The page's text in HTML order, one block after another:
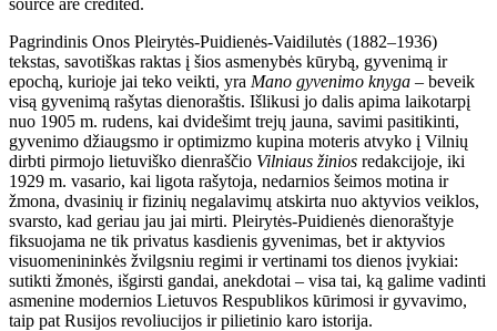
Pagrindinis Onos Pleirytės-Puidienės-Vaidilutės (1882–1936)
tekstas, savotiškas raktas į šios asmenybės kūrybą, gyvenimą ir
epochą, kurioje jai teko veikti, yra Mano gyvenimo knyga – beveik
visą gyvenimą rašytas dienoraštis. Išlikusi jo dalis apima laikotarpį
nuo 1905 m. rudens, kai dvidešimt trejų jauna, savimi pasitikinti,
gyvenimo džiaugsmo ir optimizmo kupina moteris atvyko į Vilnių
dirbti pirmojo lietuviško dienraščio Vilniaus žinios redakcijoje, iki
1929 m. vasario, kai ligota rašytoja, nedarnios šeimos motina ir
žmona, dvasinių ir fizinių negalavimų atskirta nuo aktyvios veiklos,
svarsto, kad geriau jau jai mirti. Pleirytės-Puidienės dienoraštyje
fiksuojama ne tik privatus kasdienis gyvenimas, bet ir aktyvios
visuomenininkės žvilgsniu regimi ir vertinami tos dienos įvykiai:
sutikti žmonės, išgirsti gandai, anekdotai – visa tai, ką galime vadinti
asmenine modernios Lietuvos Respublikos kūrimosi ir gyvavimo,
taip pat Rusijos revoliucijos ir pilietinio karo istorija.